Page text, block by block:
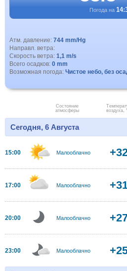
Погода на
Атм. давление: 744 mm/Hg
Направл. ветра:
Скорость ветра: 1,1 m/s
Всего осадков: 0 mm
Возможная погода: Чистое небо, без
Состояние
атмосферы
воздуха,
Сегодня, 6 Августа
15:00 Малооблачно
17:00 Малооблачно
20:00 Малооблачно
23:00 Малооблачно